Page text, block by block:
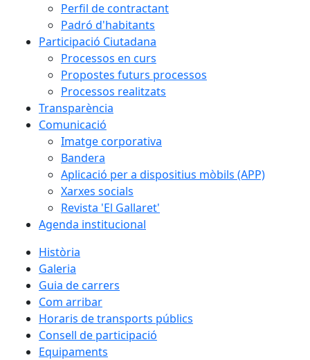
Perfil de contractant
Padró d'habitants
Participació Ciutadana
Processos en curs
Propostes futurs processos
Processos realitzats
Transparència
Comunicació
Imatge corporativa
Bandera
Aplicació per a dispositius mòbils (APP)
Xarxes socials
Revista 'El Gallaret'
Agenda institucional
Història
Galeria
Guia de carrers
Com arribar
Horaris de transports públics
Consell de participació
Equipaments